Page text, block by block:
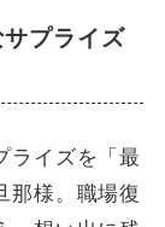
プライズ
ライズを「最
那様。職場復